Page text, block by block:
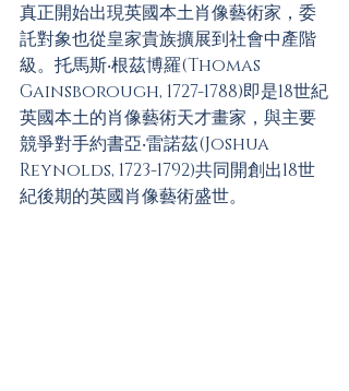
真正開始出現英國本土肖像藝術家，委
託對象也從皇家貴族擴展到社會中產階
級。托馬斯‧根茲博羅(Thomas
Gainsborough, 1727-1788)即是18世紀
英國本土的肖像藝術天才畫家，與主要
競爭對手約書亞‧雷諾茲(Joshua
Reynolds, 1723-1792)共同開創出18世
紀後期的英國肖像藝術盛世。